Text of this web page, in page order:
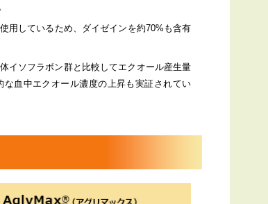
用しているため、ダイゼインを約70%も含有
イソフラボン群と比較してエクオール産生量
血中エクオール濃度の上昇も実証されてい